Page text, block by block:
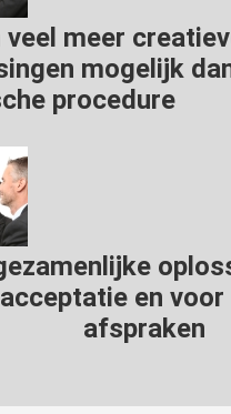
veel meer
mogelijk
procedure
en voor
afspraken